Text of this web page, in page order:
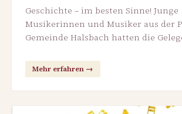
Geschichte – im besten Sinne! Junge
Musikerinnen und Musiker aus der
Gemeinde Halsbach hatten die
Mehr erfahren →